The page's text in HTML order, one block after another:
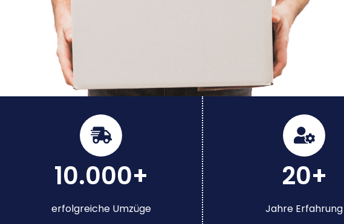
10.000+
erfolgreiche Umzüge
20+
Jahre Erfahrung